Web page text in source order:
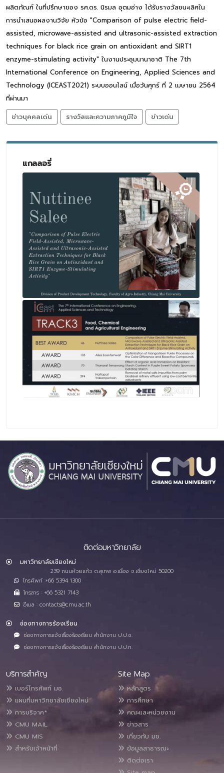
ผลิตภัณฑ์ ในที่ปรึกษาของ รศ.ดร. นิรมล อุตมอ่าง ได้รับรางวัลชนะเลิศใน
การนำเสนอผลงานวิจัย หัวข้อ "Comparison of pulse electric field-
assisted, microwave-assisted and ultrasonic-assisted extraction
techniques for black rice grain on antioxidant and SIRT1
enzyme-stimulating activity" ในงานประชุมนานาชาติ The 7th
International Conference on Engineering, Applied Sciences and
Technology (ICEAST2021) ระบบออนไลน์ เมื่อวันศุกร์ ที่ 2 เมษายน 2564
ที่ผ่านมา
ข่าวบุคคลเด่น
รางวัลและความภาคภูมิใจ ข่าวเด่น
แกลลอรี่
ติดต่อมหาวิทยาลัย
มหาวิทยาลัยเชียงใหม่
239 ถนนห้วยแก้ว ต.สุเทพ อ.เมือง จ.เชียงใหม่ 50200
โทรศัพท์ :+66 5394 1300
โทรสาร : +66 5321 7143
อีเมล : contacts@cmu.ac.th
ช่องทางการร้องเรียน
ช่องทางการแจ้งเรื่องร้องเรียน สำนักงาน ป.ป.ช.
ช่องทางการแจ้งเรื่องร้องเรียน สำนักงาน ป.ป.ท.
บริการสำคัญ
เบอร์โทรศัพท์ มช.
แผนที่มหาวิทยาลัยเชียงใหม่
การบริจาค*
CMU MAIL
CMU MIS
สำหรับเจ้าหน้าที่
Site Map
หลักสูตร
การศึกษา
คณะและหน่วยงาน
ข่าวสาร
เกี่ยวกับ มช.
ข้อมูลสาธารณะ
ติดต่อเรา